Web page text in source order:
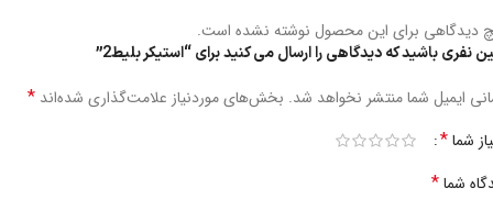
دیدگاهی برای این محصول نوشته نشده است.
نفری باشید که دیدگاهی را ارسال می کنید برای “استیکر بلیط2”
ایمیل شما منتشر نخواهد شد. بخش‌های موردنیاز علامت‌گذاری شده‌اند *
شما*
شما*